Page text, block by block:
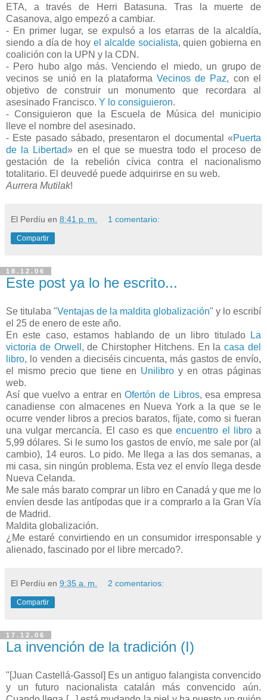
ETA, a través de Herri Batasuna. Tras la muerte de
Casanova, algo empezó a cambiar.
- En primer lugar, se expulsó a los etarras de la alcaldía,
siendo a día de hoy el alcalde socialista, quien gobierna en
coalición con la UPN y la CDN.
- Pero hubo algo más. Venciendo el miedo, un grupo de
vecinos se unió en la plataforma Vecinos de Paz, con el
objetivo de construir un monumento que recordara al
asesinado Francisco. Y lo consiguieron.
- Consiguieron que la Escuela de Música del municipio
lleve el nombre del asesinado.
- Este pasado sábado, presentaron el documental «Puerta
de la Libertad» en el que se muestra todo el proceso de
gestación de la rebelión cívica contra el nacionalismo
totalitario. El deuvedé puede adquirirse en su web.
Aurrera Mutilak!
El Perdíu en 8:41 p. m. 1 comentario:
Compartir
18.12.06
Este post ya lo he escrito...
Se titulaba "Ventajas de la maldita globalización" y lo escribí
el 25 de enero de este año.
En este caso, estamos hablando de un libro titulado
La
victoria de Orwell , de Chirstopher Hitchens. En lacasa del
libro, lo venden a dieciséis cincuenta, más gastos de envío,
el mismo precio que tiene en Unilibro y en otras páginas
web.
Así que vuelvo a entrar enOfertón de Libros, esa empresa
canadiense con almacenes en Nueva York a la que se le
ocurre vender libros a precios baratos, fíjate, como si fueran
una vulgar mercancía. El caso es queencuentro el libroa
5,99 dólares. Si le sumo los gastos de envío, me sale por (al
cambio), 14 euros. Lo pido. Me llega a las dos semanas, a
mi casa, sin ningún problema. Esta vez el envío llega desde
Nueva Celanda.
Me sale más barato comprar un libro en Canadá y que me lo
envíen desde las antípodas que ir a comprarlo a la Gran Vía
de Madrid.
Maldita globalización.
¿Me estaré convirtiendo en un consumidor irresponsable y
alienado, fascinado por el libre mercado?.
El Perdíu en 9:35 a. m. 2 comentarios:
Compartir
17.12.06
La invención de la tradición (I)
"[Juan Castellá-Gassol] Es un antiguo falangista convencido
y un futuro nacionalista catalán más convencido aún.